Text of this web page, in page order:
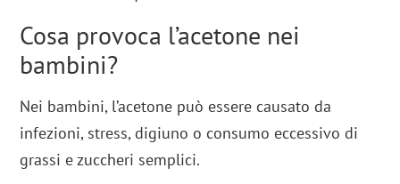
Cosa provoca l’acetone nei
bambini?
Nei bambini, l’acetone può essere causato da
infezioni, stress, digiuno o consumo eccessivo di
grassi e zuccheri semplici.